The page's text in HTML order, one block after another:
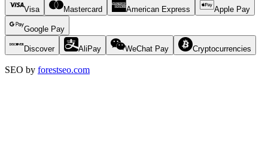
Visa Mastercard American Express Apple Pay
Google Pay
Discover AliPay WeChat Pay Cryptocurrencies
SEO by forestseo.com